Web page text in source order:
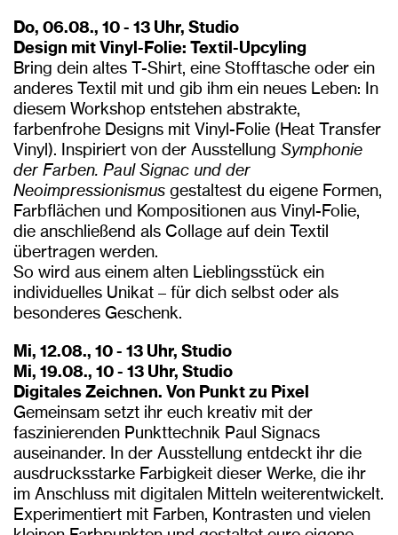
Do, 06.08., 10 - 13 Uhr, Studio
Design mit Vinyl-Folie: Textil-Upcyling
Bring dein altes T-Shirt, eine Stofftasche oder ein
anderes Textil mit und gib ihm ein neues Leben: In
diesem Workshop entstehen abstrakte,
farbenfrohe Designs mit Vinyl-Folie (Heat Transfer
Vinyl). Inspiriert von der Ausstellung Symphonie
der Farben. Paul Signac und der
Neoimpressionismus gestaltest du eigene Formen,
Farbflächen und Kompositionen aus Vinyl-Folie,
die anschließend als Collage auf dein Textil
übertragen werden.
So wird aus einem alten Lieblingsstück ein
individuelles Unikat – für dich selbst oder als
besonderes Geschenk.
Mi, 12.08., 10 - 13 Uhr, Studio
Mi, 19.08., 10 - 13 Uhr, Studio
Digitales Zeichnen. Von Punkt zu Pixel
Gemeinsam setzt ihr euch kreativ mit der
faszinierenden Punkttechnik Paul Signacs
auseinander. In der Ausstellung entdeckt ihr die
ausdrucksstarke Farbigkeit dieser Werke, die ihr
im Anschluss mit digitalen Mitteln weiterentwickelt.
Experimentiert mit Farben, Kontrasten und vielen